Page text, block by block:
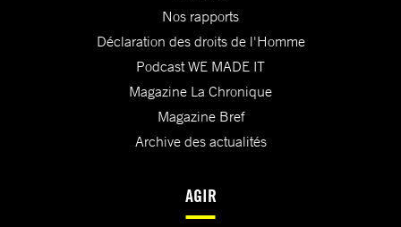
Nos rapports
Déclaration des droits de l'Homme
Podcast WE MADE IT
Magazine La Chronique
Magazine Bref
Archive des actualités
AGIR